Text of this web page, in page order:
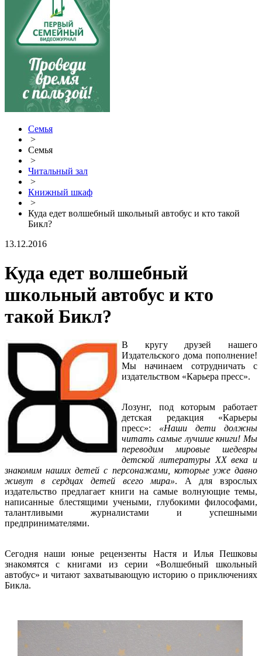
Семья
>
Семья
>
Читальный зал
>
Книжный шкаф
>
Куда едет волшебный школьный автобус и кто такой
Бикл?
13.12.2016
Куда едет волшебный
школьный автобус и кто
такой Бикл?
В кругу друзей нашего
Издательского дома пополнение!
Мы начинаем сотрудничать с
издательством «Карьера пресс».
Лозунг, под которым работает
детская редакция «Карьеры
пресс»: «Наши дети должны
читать самые лучшие книги! Мы
переводим мировые шедевры
детской литературы XX века и
знакомим наших детей с персонажами, которые уже давно
живут в сердцах детей всего мира». А для взрослых
издательство предлагает книги на самые волнующие темы,
написанные блестящими учеными, глубокими философами,
талантливыми журналистами и успешными
предпринимателями.
Сегодня наши юные рецензенты Настя и Илья Пешковы
знакомятся с книгами из серии «Волшебный школьный
автобус» и читают захватывающую историю о приключениях
Бикла.